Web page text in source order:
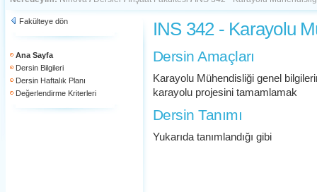
Fakülteye dön
Ana Sayfa
Dersin Bilgileri
Dersin Haftalık Planı
Değerlendirme Kriterleri
INS 342 - Karayolu
Dersin Amaçları
Karayolu Mühendisliği genel
karayolu projesini tamamlamak
Dersin Tanımı
Yukarıda tanımlandığı gibi